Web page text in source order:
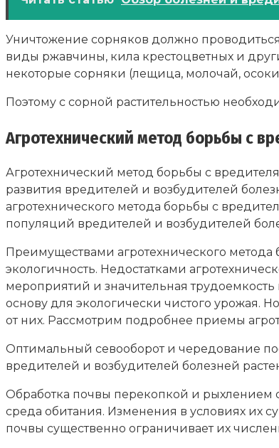
Уничтожение сорняков должно
виды ржавчины, кила крестоцветных и
некоторые сорняки (лещица, молочай,
Поэтому с сорной растительностью
Агротехнический метод борьбы с
Агротехнический метод борьбы с
развития вредителей и возбудителей
агротехнического метода борьбы с
популяций вредителей и возбудителей
Преимуществами агротехнического
экологичность. Недостатками
мероприятий и значительная
основу для экологически чистого урожая.
от них. Рассмотрим подробнее приемы
Оптимальный севооборот и чередование
вредителей и возбудителей болезней
Обработка почвы перекопкой и рыхлением
среда обитания. Изменения в условиях их
почвы существенно ограничивает их